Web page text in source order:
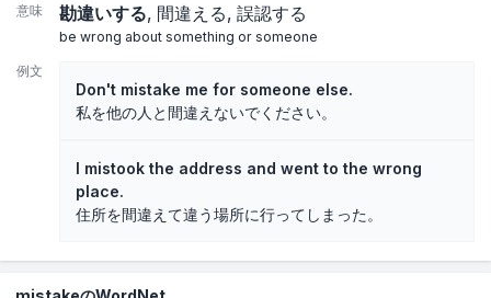
意味 勘違いする 間違える 誤認する
be wrong about something or someone
例文
Don't mistake me for someone else.
私を他の人と間違えないでください。
I mistook the address and went to the wrong
place.
住所を間違えて違う場所に行ってしまった。